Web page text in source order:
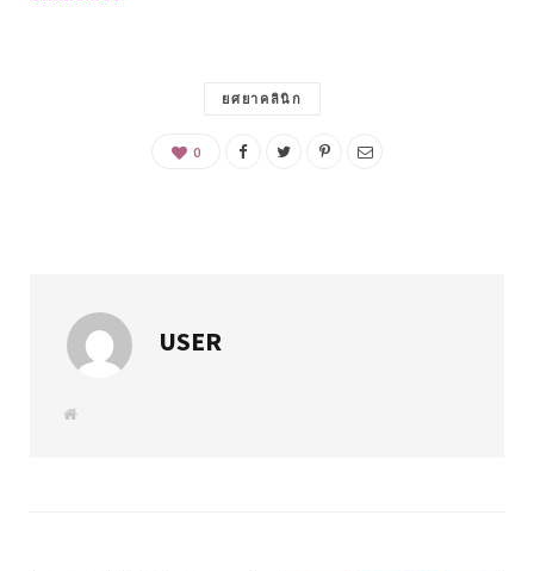
ยศยาคลินิก
0
USER
W